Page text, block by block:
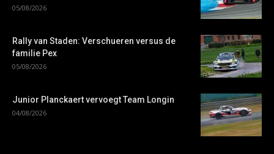
05/08/2026
Rally van Staden: Verschueren versus de
familie Pex
05/08/2026
Junior Planckaert vervoegt Team Longin
04/08/2026